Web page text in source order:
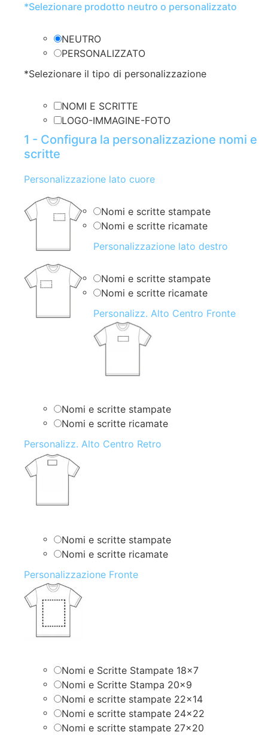
*Selezionare prodotto neutro o personalizzato
NEUTRO
PERSONALIZZATO
*Selezionare il tipo di personalizzazione
NOMI E SCRITTE
LOGO-IMMAGINE-FOTO
1 - Configura la personalizzazione nomi e
scritte
Personalizzazione lato cuore
Nomi e scritte stampate
Nomi e scritte ricamate
Personalizzazione lato destro
Nomi e scritte stampate
Nomi e scritte ricamate
Personalizz. Alto Centro Fronte
Nomi e scritte stampate
Nomi e scritte ricamate
Personalizz. Alto Centro Retro
Nomi e scritte stampate
Nomi e scritte ricamate
Personalizzazione Fronte
Nomi e Scritte Stampate 18×7
Nomi e Scritte Stampa 20×9
Nomi e scritte stampate 22×14
Nomi e scritte stampate 24×22
Nomi e scritte stampate 27×20